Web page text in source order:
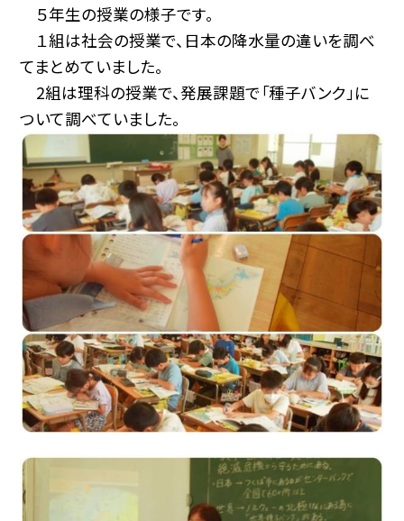
５年生の授業の様子です。
１組は社会の授業で、日本の降水量の違いを調べ
てまとめていました。
2組は理科の授業で、発展課題で「種子バンク」に
ついて調べていました。